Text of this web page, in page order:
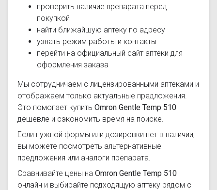
проверить наличие препарата перед
покупкой
найти ближайшую аптеку по адресу
узнать режим работы и контакты
перейти на официальный сайт аптеки для
оформления заказа
Мы сотрудничаем с лицензированными аптеками и
отображаем только актуальные предложения.
Это помогает купить Omron Gentle Temp 510
дешевле и сэкономить время на поиске.
Если нужной формы или дозировки нет в наличии,
вы можете посмотреть альтернативные
предложения или аналоги препарата.
Сравнивайте цены на Omron Gentle Temp 510
онлайн и выбирайте подходящую аптеку рядом с